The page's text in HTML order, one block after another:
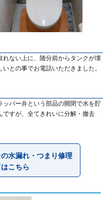
ない上に、随分前からタンクが壊
との事でお電話いただきました。
パー弁という部品の開閉で水を貯
すが、全てきれいに分解・撤去
水漏れ・つまり修理
こちら